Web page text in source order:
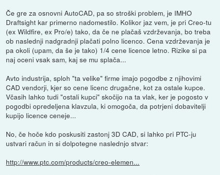
Če gre za osnovni AutoCAD, pa so stroški problem, je IMHO
Draftsight kar primerno nadomestilo. Kolikor jaz vem, je pri Creo-tu
(ex Wildfire, ex Pro/e) tako, da če ne plačaš vzdrževanja, bo treba
ob naslednji nadgradnji plačati polno licenco. Cena vzdrževanja je
pa okoli (upam, da še je tako) 1/4 cene licence letno. Rizike si pa
naj oceni vsak sam, kaj se mu splača...
Avto industrija, sploh "ta velike" firme imajo pogodbe z njihovimi
CAD vendorji, kjer so cene licenc drugačne, kot za ostale kupce.
Včasih lahko tudi "ostali kupci" skočijo na ta vlak, ker je pogosto v
pogodbi opredeljena klavzula, ki omogoča, da potrjeni dobavitelji
kupijo licence ceneje...
No, če hoče kdo poskusiti zastonj 3D CAD, si lahko pri PTC-ju
ustvari račun in si dolpotegne naslednjo stvar:
http://www.ptc.com/products/creo-elemen...